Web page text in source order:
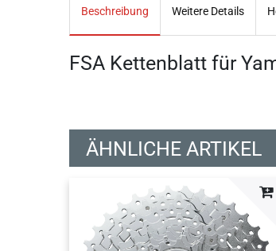
Beschreibung Weitere Details
FSA Kettenblatt für
ÄHNLICHE ARTIKEL